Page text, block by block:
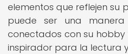
elementos que reflejen su
puede ser una
conectados con su
inspirador para la lectura